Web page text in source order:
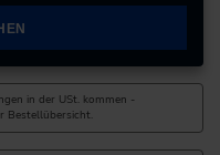
in der USt. kommen -
Bestellübersicht.